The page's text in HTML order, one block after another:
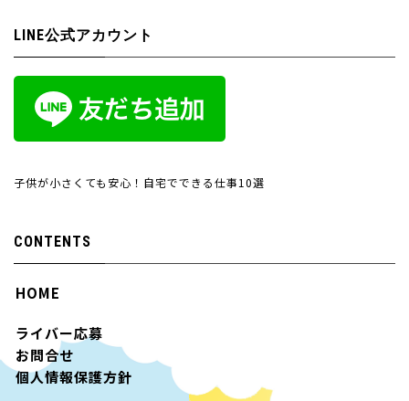
LINE公式アカウント
子供が小さくても安心！自宅でできる仕事10選
CONTENTS
HOME
ライバー応募
お問合せ
個人情報保護方針